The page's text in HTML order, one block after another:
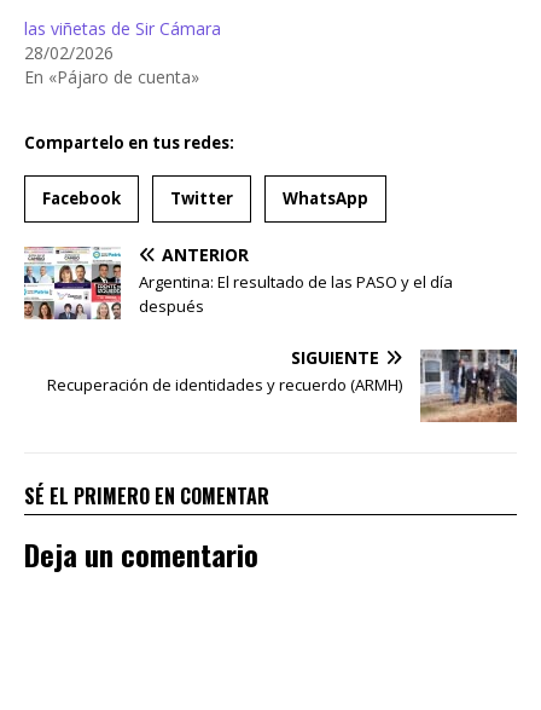
las viñetas de Sir Cámara
28/02/2026
En «Pájaro de cuenta»
Compartelo en tus redes:
Facebook Twitter WhatsApp
ANTERIOR
Argentina: El resultado de las PASO y el día
después
SIGUIENTE
Recuperación de identidades y recuerdo (ARMH)
SÉ EL PRIMERO EN COMENTAR
Deja un comentario